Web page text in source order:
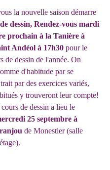
la nouvelle saison démarre
dessin, Rendez-vous mardi
prochain à la Tanière à
Andéol à 17h30 pour le
de dessin de l'année. On
d'habitude par se
par des exercices variés,
y trouveront leur compte!
de dessin a lieu le
25 septembre à
de Monestier (salle